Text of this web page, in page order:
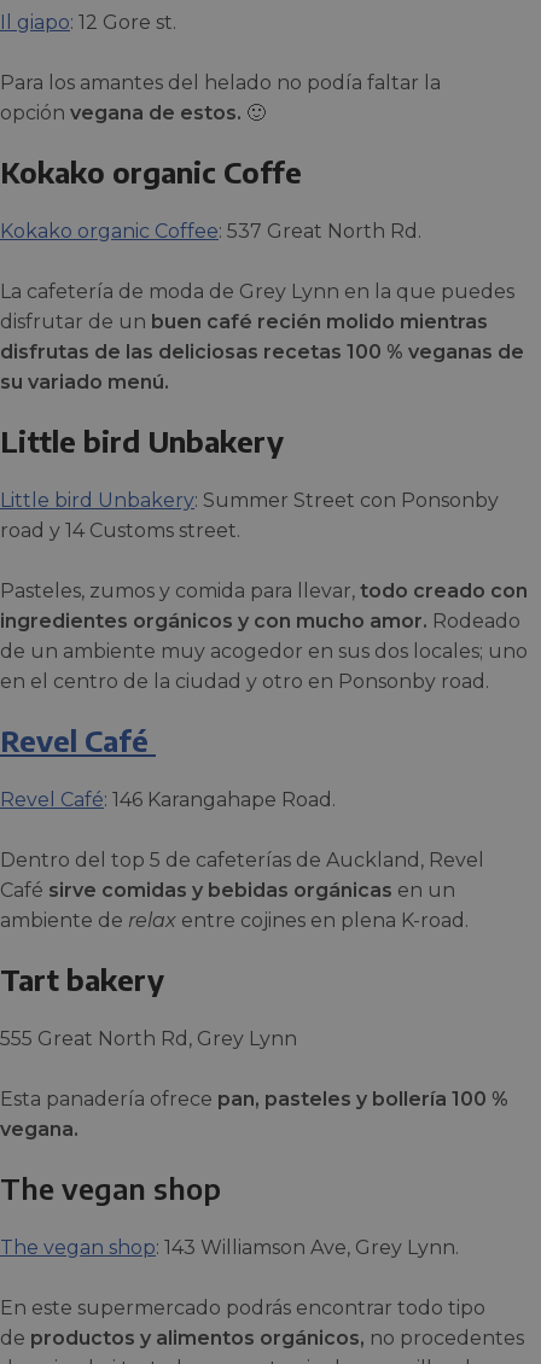
Il giapo: 12 Gore st.
Para los amantes del helado no podía faltar la
opción vegana de estos. 🙂
Kokako organic Coffe
Kokako organic Coffee: 537 Great North Rd.
La cafetería de moda de Grey Lynn en la que puedes
disfrutar de un buen café recién molido mientras
disfrutas de las deliciosas recetas 100 % veganas de
su variado menú.
Little bird Unbakery
Little bird Unbakery: Summer Street con Ponsonby
road y 14 Customs street.
Pasteles, zumos y comida para llevar, todo creado con
ingredientes orgánicos y con mucho amor. Rodeado
de un ambiente muy acogedor en sus dos locales; uno
en el centro de la ciudad y otro en Ponsonby road.
Revel Café
Revel Café: 146 Karangahape Road.
Dentro del top 5 de cafeterías de Auckland, Revel
Café sirve comidas y bebidas orgánicas en un
ambiente de relax entre cojines en plena K-road.
Tart bakery
555 Great North Rd, Grey Lynn
Esta panadería ofrece pan, pasteles y bollería 100 %
vegana.
The vegan shop
The vegan shop: 143 Williamson Ave, Grey Lynn.
En este supermercado podrás encontrar todo tipo
de productos y alimentos orgánicos, no procedentes